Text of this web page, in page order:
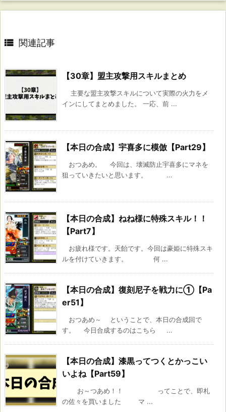
 関連記事
【30章】盟主攻撃用スキルまとめ
主要な盟主攻撃スキルについて実際の火力をメ
インにしてまとめました。 一応、前 ...
【本日の合成】宇喜多に模倣【Part29】
おつあめ。 今回は、壊滅防止宇喜多にマネを
狙っていきたいと思います。 ...
【本日の合成】ねね様に特殊スキル！！
【Part7】
お疲れ様です。天飴です。今回は豪姫に特殊スキ
ルを付けていきます。 何 ...
【本日の合成】復刻尼子を戦力に①【Pa
er51】
おつあめ～ ということで、本日の合成回で
す。 今日合成するのはこちら ...
【本日の合成】漆黒ってつくとかっこい
いよね【Part59】
お～つあめ！！ ってことで、即札
の佐々を買いました マ ...